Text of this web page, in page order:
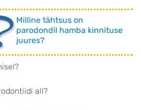
Milline tähtsus on
parodondil hamba kinnituse
juures?
all?